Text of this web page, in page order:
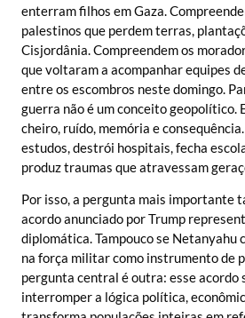
enterram filhos em Gaza.
palestinos que perdem terras,
Cisjordânia. Compreendem os
que voltaram a acompanhar equipes
entre os escombros neste domingo.
guerra não é um conceito geopolítico.
cheiro, ruído, memória e
estudos, destrói hospitais, fecha
produz traumas que atravessam
Por isso, a pergunta mais importante
acordo anunciado por Trump
diplomática. Tampouco se Netanyahu
na força militar como instrumento de
pergunta central é outra: esse acordo
interromper a lógica política,